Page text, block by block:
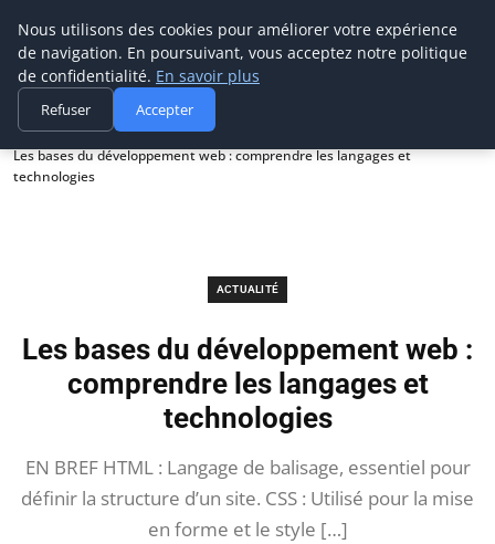
Prospection Pro
Accueil
Actualité
Les bases du développement web : comprendre les langages et
technologies
ACTUALITÉ
Les bases du développement web :
comprendre les langages et
technologies
EN BREF HTML : Langage de balisage, essentiel pour
définir la structure d’un site. CSS : Utilisé pour la mise
en forme et le style […]
Nous utilisons des cookies pour améliorer votre expérience
de navigation. En poursuivant, vous acceptez notre politique
de confidentialité. En savoir plus
Refuser Accepter